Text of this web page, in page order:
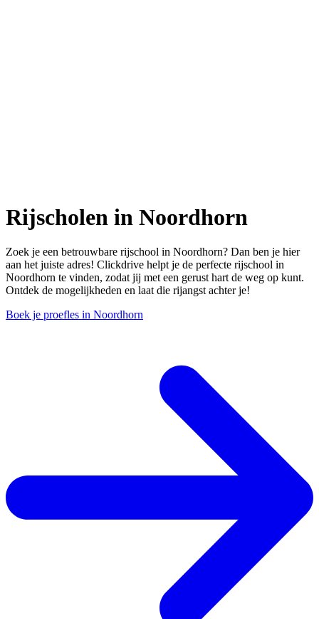
Rijscholen in Noordhorn
Zoek je een betrouwbare rijschool in Noordhorn? Dan ben je hier
aan het juiste adres! Clickdrive helpt je de perfecte rijschool in
Noordhorn te vinden, zodat jij met een gerust hart de weg op kunt.
Ontdek de mogelijkheden en laat die rijangst achter je!
Boek je proefles in Noordhorn